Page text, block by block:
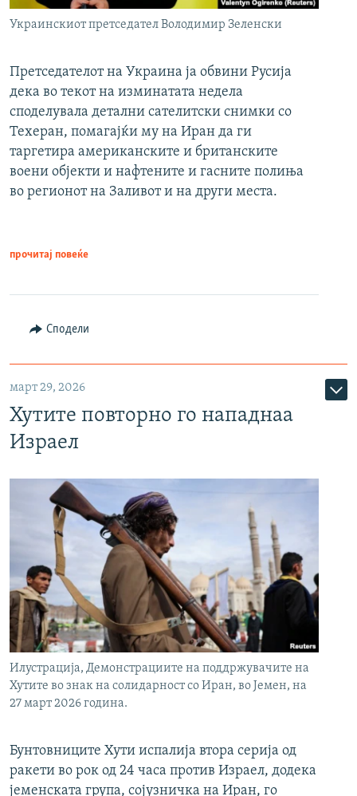
Украинскиот претседател Володимир Зеленски
Претседателот на Украина ја обвини Русија
дека во текот на изминатата недела
споделувала детални сателитски снимки со
Техеран, помагајќи му на Иран да ги
таргетира американските и британските
воени објекти и нафтените и гасните полиња
во регионот на Заливот и на други места.
прочитај повеќе
Сподели
март 29, 2026
Хутите повторно го нападнаа
Израел
Илустрација, Демонстрациите на поддржувачите на
Хутите во знак на солидарност со Иран, во Јемен, на
27 март 2026 година.
Бунтовниците Хути испалија втора серија од
ракети во рок од 24 часа против Израел, додека
јеменската група, сојузничка на Иран, го